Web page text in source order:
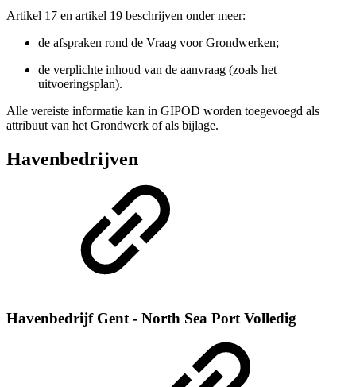
Artikel 17 en artikel 19 beschrijven onder meer:
de afspraken rond de Vraag voor Grondwerken;
de verplichte inhoud van de aanvraag (zoals het
uitvoeringsplan).
Alle vereiste informatie kan in GIPOD worden toegevoegd als
attribuut van het Grondwerk of als bijlage.
Havenbedrijven
Havenbedrijf Gent - North Sea Port Volledig